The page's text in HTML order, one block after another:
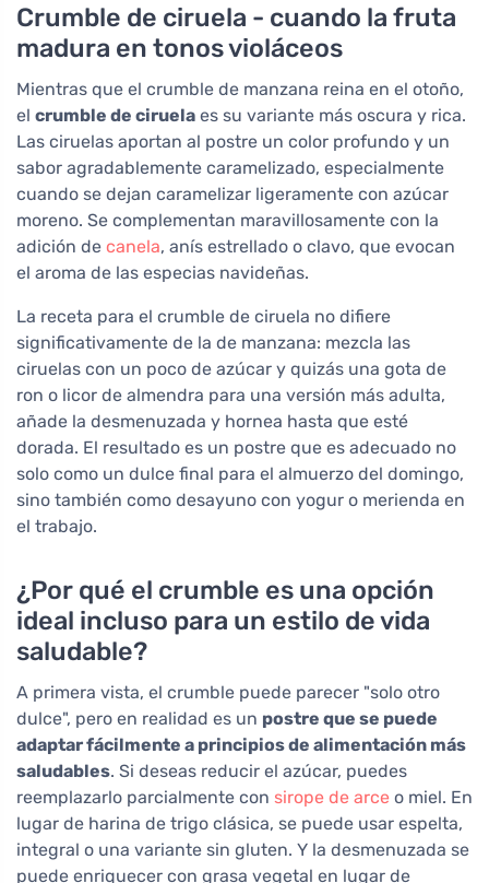
Crumble de ciruela - cuando la fruta
madura en tonos violáceos
Mientras que el crumble de manzana reina en el otoño,
el crumble de ciruela es su variante más oscura y rica.
Las ciruelas aportan al postre un color profundo y un
sabor agradablemente caramelizado, especialmente
cuando se dejan caramelizar ligeramente con azúcar
moreno. Se complementan maravillosamente con la
adición de canela, anís estrellado o clavo, que evocan
el aroma de las especias navideñas.
La receta para el crumble de ciruela no difiere
significativamente de la de manzana: mezcla las
ciruelas con un poco de azúcar y quizás una gota de
ron o licor de almendra para una versión más adulta,
añade la desmenuzada y hornea hasta que esté
dorada. El resultado es un postre que es adecuado no
solo como un dulce final para el almuerzo del domingo,
sino también como desayuno con yogur o merienda en
el trabajo.
¿Por qué el crumble es una opción
ideal incluso para un estilo de vida
saludable?
A primera vista, el crumble puede parecer "solo otro
dulce", pero en realidad es un postre que se puede
adaptar fácilmente a principios de alimentación más
saludables. Si deseas reducir el azúcar, puedes
reemplazarlo parcialmente con sirope de arce o miel. En
lugar de harina de trigo clásica, se puede usar espelta,
integral o una variante sin gluten. Y la desmenuzada se
puede enriquecer con grasa vegetal en lugar de